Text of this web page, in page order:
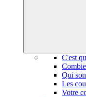
C'est
Qui
Les
Votre